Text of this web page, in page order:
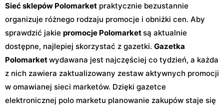
Sieć sklepów Polomarket praktycznie bezustannie
organizuje różnego rodzaju promocje i obniżki cen. Aby
sprawdzić jakie promocje Polomarket są aktualnie
dostępne, najlepiej skorzystać z gazetki. Gazetka
Polomarketwydawana jest najczęściej co tydzień, a każda
z nich zawiera zaktualizowany zestaw aktywnych promocji
w omawianej sieci marketów. Dzięki gazetce
elektronicznej polo marketu planowanie zakupów staje się